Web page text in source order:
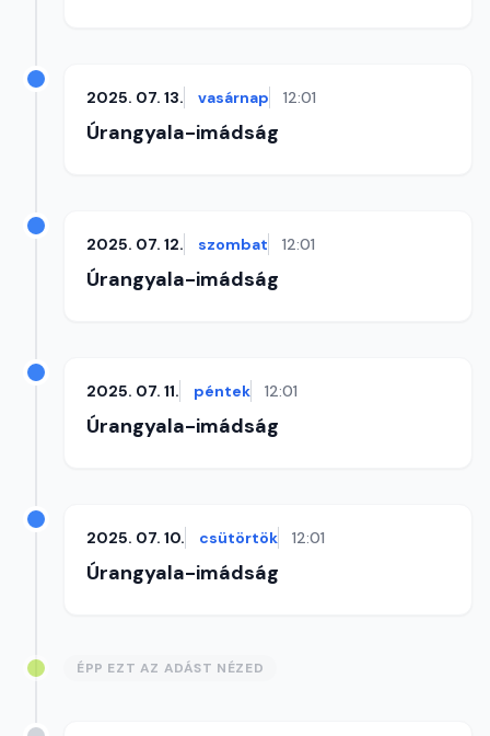
2025. 07. 13. vasárnap 12:01
Úrangyala-imádság
2025. 07. 12. szombat 12:01
Úrangyala-imádság
2025. 07. 11. péntek 12:01
Úrangyala-imádság
2025. 07. 10. csütörtök 12:01
Úrangyala-imádság
ÉPP EZT AZ ADÁST NÉZED